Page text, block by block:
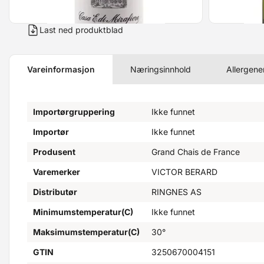
Last ned produktblad
Vareinformasjon Næringsinnhold
Importørgruppering
Ikke funnet
Importør
Ikke funnet
Produsent
Grand Chais de France
Varemerker
VICTOR BERARD
Distributør
RINGNES AS
Minimumstemperatur(C)
Ikke funnet
Maksimumstemperatur(C)
30°
GTIN
3250670004151